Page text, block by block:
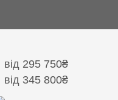
від 295 750₴
від 345 800₴